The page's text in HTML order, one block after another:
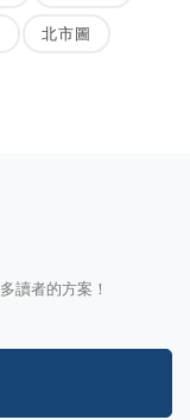
北市圖
讀者的方案！